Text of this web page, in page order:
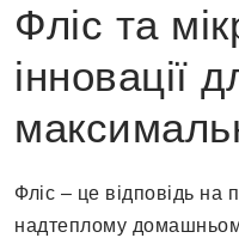
Фліс та
інновації
Фліс – це відповідь на
надтеплому